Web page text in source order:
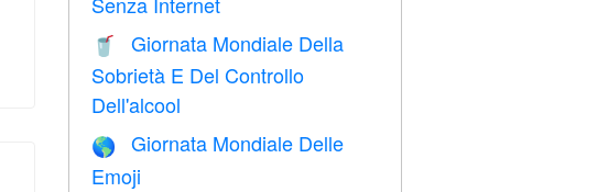
🥤
Giornata Mondiale Della
Sobrietà E Del Controllo
Dell'alcool
🌎
Giornata Mondiale Delle
Emoji